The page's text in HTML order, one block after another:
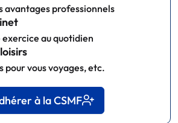
avantages professionnels
au quotidien
pour vous voyages, etc.
à la CSMF